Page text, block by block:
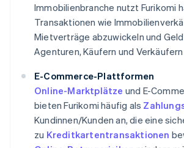
Immobilienbranche nutzt Furikomi
Transaktionen wie
Mietverträge abzuwickeln und
Agenturen, Käufern und
E-Commerce-Plattformen
Online-Marktplätze und E-
bieten Furikomi häufig als
Kundinnen/Kunden an, die eine
zu Kreditkartentransaktionen